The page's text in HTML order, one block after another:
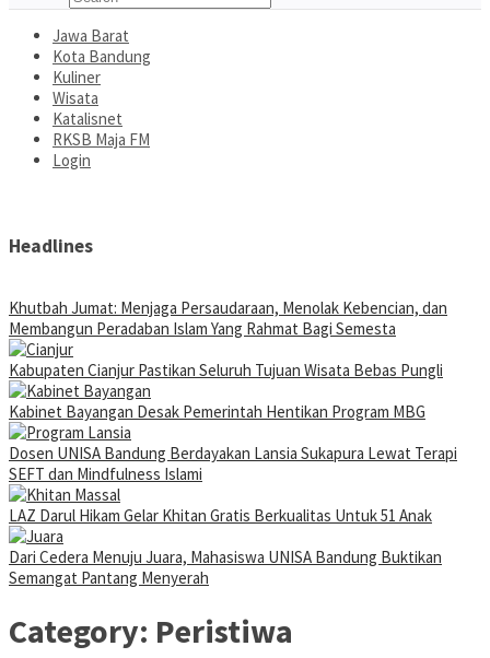
Jawa Barat
Kota Bandung
Kuliner
Wisata
Katalisnet
RKSB Maja FM
Login
Headlines
Khutbah Jumat: Menjaga Persaudaraan, Menolak Kebencian, dan
Membangun Peradaban Islam Yang Rahmat Bagi Semesta
Kabupaten Cianjur Pastikan Seluruh Tujuan Wisata Bebas Pungli
Kabinet Bayangan Desak Pemerintah Hentikan Program MBG
Dosen UNISA Bandung Berdayakan Lansia Sukapura Lewat Terapi
SEFT dan Mindfulness Islami
LAZ Darul Hikam Gelar Khitan Gratis Berkualitas Untuk 51 Anak
Dari Cedera Menuju Juara, Mahasiswa UNISA Bandung Buktikan
Semangat Pantang Menyerah
Category: Peristiwa